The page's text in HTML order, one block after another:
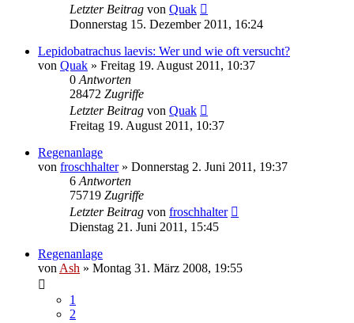
Letzter Beitrag von Quak
Donnerstag 15. Dezember 2011, 16:24
Lepidobatrachus laevis: Wer und wie oft versucht?
von Quak » Freitag 19. August 2011, 10:37
0 Antworten
28472 Zugriffe
Letzter Beitrag von Quak
Freitag 19. August 2011, 10:37
Regenanlage
von froschhalter» Donnerstag 2. Juni 2011, 19:37
6 Antworten
75719 Zugriffe
Letzter Beitrag von froschhalter
Dienstag 21. Juni 2011, 15:45
Regenanlage
von Ash » Montag 31. März 2008, 19:55
1
2